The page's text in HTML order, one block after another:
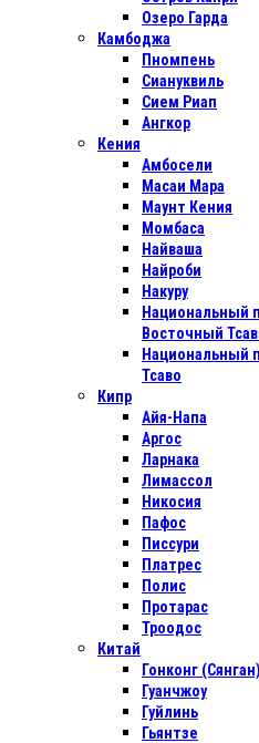
Озеро Гарда
Камбоджа
Пномпень
Сиануквиль
Сием Риап
Ангкор
Кения
Амбосели
Масаи Мара
Маунт Кения
Момбаса
Найваша
Найроби
Накуру
Национальный
Восточный
Национальный
Тсаво
Кипр
Айя-Напа
Аргос
Ларнака
Лимассол
Никосия
Пафос
Писсури
Платрес
Полис
Протарас
Троодос
Китай
Гонконг (Сянган)
Гуанчжоу
Гуйлинь
Гьянтзе